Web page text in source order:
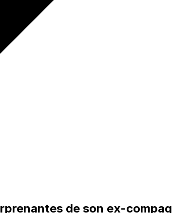
de son ex-